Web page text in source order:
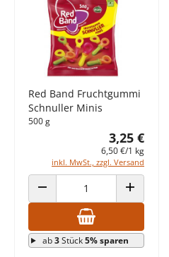
Red Band Fruchtgummi
Schnuller Minis
500 g
3,25 €
6,50 €/1 kg
inkl. MwSt., zzgl. Versand
ANZAHL VERRINGERN ANZAHL
ab3Stück5% sparen